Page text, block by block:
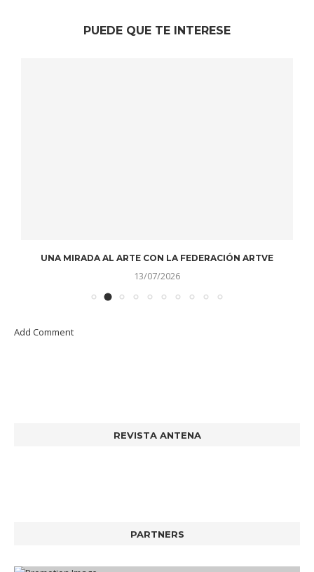
PUEDE QUE TE INTERESE
UNA MIRADA AL ARTE CON LA FEDERACIÓN ARTVE
13/07/2026
Add Comment
REVISTA ANTENA
PARTNERS